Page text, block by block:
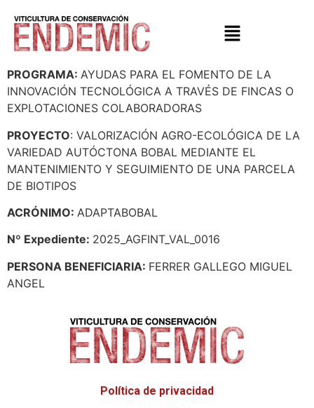
PROGRAMA: AYUDAS PARA EL FOMENTO DE LA
INNOVACIÓN TECNOLÓGICA A TRAVÉS DE FINCAS O
EXPLOTACIONES COLABORADORAS
PROYECTO: VALORIZACIÓN AGRO-ECOLÓGICA DE LA
VARIEDAD AUTÓCTONA BOBAL MEDIANTE EL
MANTENIMIENTO Y SEGUIMIENTO DE UNA PARCELA
DE BIOTIPOS
ACRÓNIMO: ADAPTABOBAL
Nº Expediente: 2025_AGFINT_VAL_0016
PERSONA BENEFICIARIA: FERRER GALLEGO MIGUEL
ANGEL
Política de privacidad